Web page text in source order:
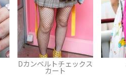
Dカンベルトチェックス
カート